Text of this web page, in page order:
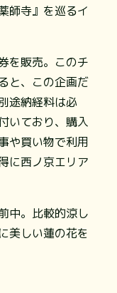
師寺』を巡るイ
を販売。このチ
と、この企画だ
途納経料は必
いており、購入
や買い物で利用
に西ノ京エリア
中。比較的涼し
美しい蓮の花を